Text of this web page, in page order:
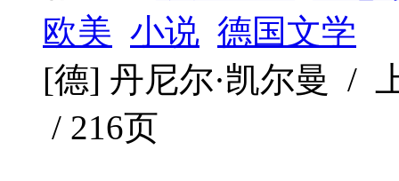
欧美 小说 德国文学
[德] 丹尼尔·凯尔曼 /
/ 216页